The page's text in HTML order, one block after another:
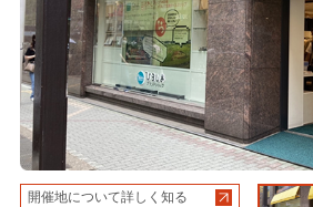
開催地について詳しく知る